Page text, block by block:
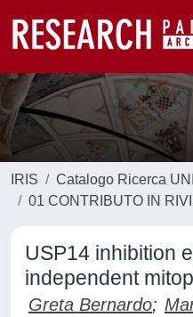
IRIS
Catalogo Ricerca
01 CONTRIBUTO IN
USP14 inhibition
independent
Greta Bernardo;